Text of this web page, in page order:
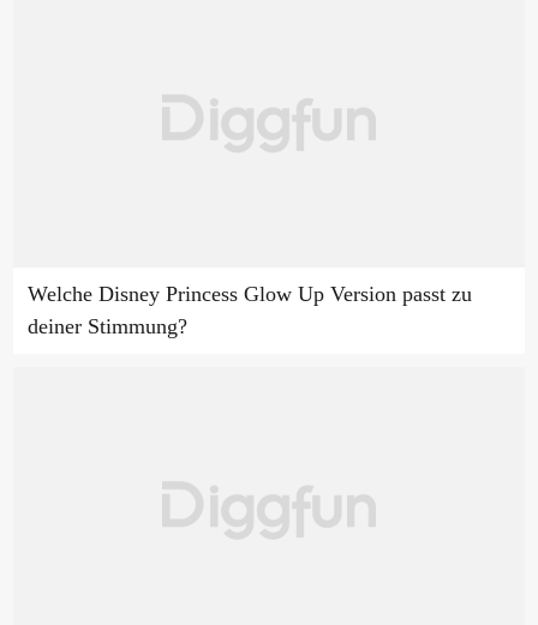
Welche Disney Princess Glow Up Version passt zu
deiner Stimmung?